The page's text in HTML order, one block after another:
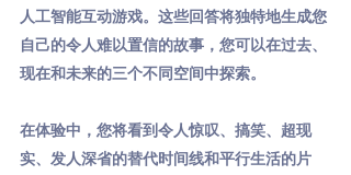
人工智能互动游戏。这些回答将独特地生成您
自己的令人难以置信的故事，您可以在过去、
现在和未来的三个不同空间中探索。
在体验中，您将看到令人惊叹、搞笑、超现
实、发人深省的替代时间线和平行生活的片